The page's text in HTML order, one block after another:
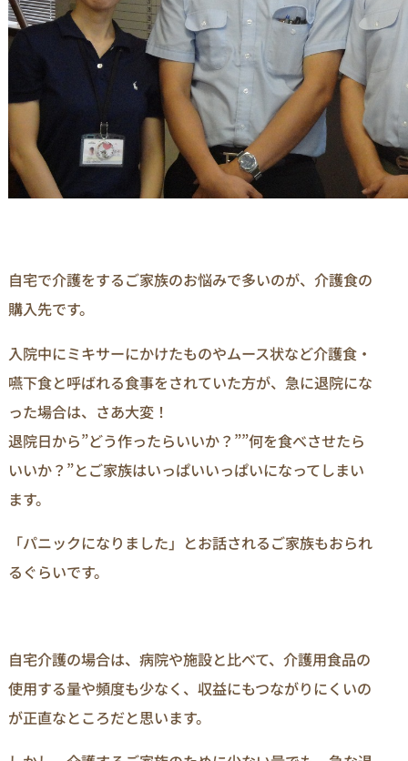
自宅で介護をするご家族のお悩みで多いのが、介護食の
購入先です。
入院中にミキサーにかけたものやムース状など介護食・
嚥下食と呼ばれる食事をされていた方が、急に退院にな
った場合は、さあ大変！
退院日から”どう作ったらいいか？””何を食べさせたら
いいか？”とご家族はいっぱいいっぱいになってしまい
ます。
「パニックになりました」とお話されるご家族もおられ
るぐらいです。
自宅介護の場合は、病院や施設と比べて、介護用食品の
使用する量や頻度も少なく、収益にもつながりにくいの
が正直なところだと思います。